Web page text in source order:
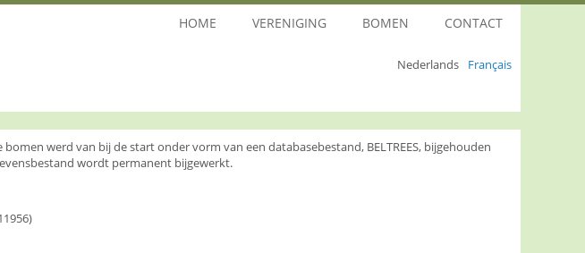
Nederlands Français
HOME VERENIGING BOMEN CONTACT
werd van bij de start onder vorm van een databasebestand, BELTREES, bijgehouden
wordt permanent bijgewerkt.